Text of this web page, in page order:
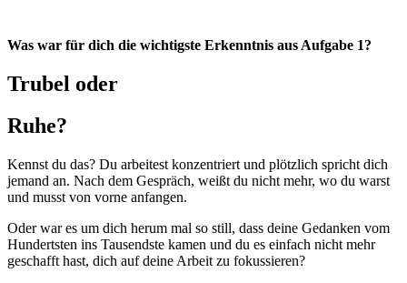
Was war für dich die wichtigste Erkenntnis aus Aufgabe 1?
Trubel oder
Ruhe?
Kennst du das? Du arbeitest konzentriert und plötzlich spricht dich
jemand an. Nach dem Gespräch, weißt du nicht mehr, wo du warst
und musst von vorne anfangen.
Oder war es um dich herum mal so still, dass deine Gedanken vom
Hundertsten ins Tausendste kamen und du es einfach nicht mehr
geschafft hast, dich auf deine Arbeit zu fokussieren?